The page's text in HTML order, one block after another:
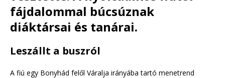
fájdalommal búcsúznak
diáktársai és tanárai.
Leszállt a buszról
A fiú egy Bonyhád felől Váralja irányába tartó menetrend